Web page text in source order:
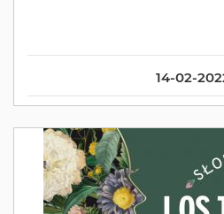
14-02-